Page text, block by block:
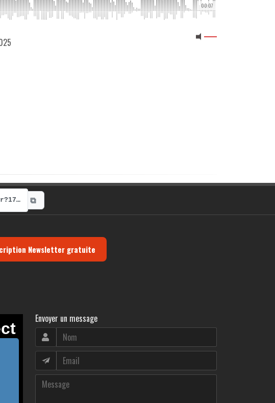
00:07
https://radio-g.fr?17604 ⧉
Newsletter gratuite
Envoyer un message